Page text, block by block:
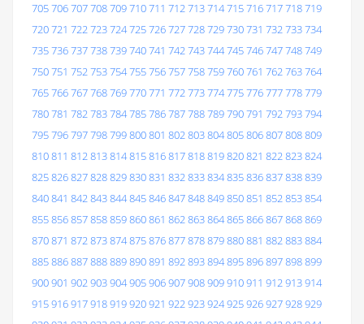
705706707708709710711 712713714715716717718719
720721 722723724725726727728729730731 732733734
735736737738739740741 742743744745746747748749
750751 752753754755756757758759760761 762763764
765766767768769770771 772773774775776777778779
780781 782783784785786787788789790791 792793794
795796797798799800801 802803804805806807808809
810811 812813814815816817818819820821 822823824
825826827828829830831 832833834835836837838839
840841 842843844845846847848849850851 852853854
855856857858859860861 862863864865866867868869
870871 872873874875876877878879880881 882883884
885886887888889890891 892893894895896897898899
900901 902903904905906907908909910911 912913914
915916917918919920921 922923924925926927928929